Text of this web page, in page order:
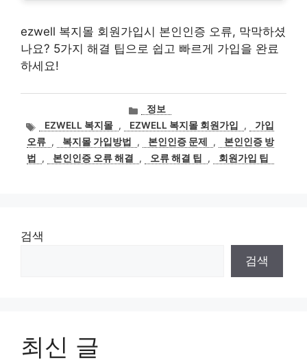
ezwell 복지몰 회원가입시 본인인증 오류, 막막하셨
나요? 5가지 해결 팁으로 쉽고 빠르게 가입을 완료
하세요!
카
테
고
리
정보
태
그
EZWELL 복지몰 , EZWELL 복지몰 회원가입 ,
가입
오류 , 복지몰 가입방법 , 본인인증 문제 ,
본인인증 방
법
, 본인인증 오류 해결 , 오류 해결 팁 , 회원가입 팁
검색
검색
최신 글